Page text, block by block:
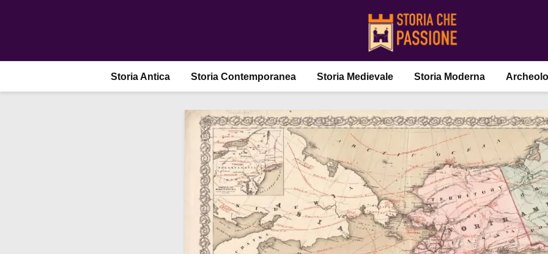
Storia Antica Storia Contemporanea Storia Medievale Storia Moderna